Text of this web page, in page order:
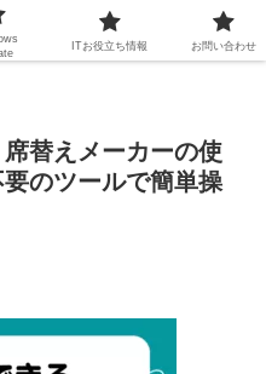
席替えメーカーの使
のツールで簡単操
ITお役立ち情報 お問い合わせ